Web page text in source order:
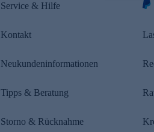
Service & Hilfe
Kontakt
Neukundeninformationen
Tipps & Beratung
Storno & Rücknahme